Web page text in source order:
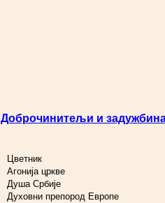
Доброчинитељи и
Цветник
Агонија цркве
Душа Србије
Духовни препород Европе